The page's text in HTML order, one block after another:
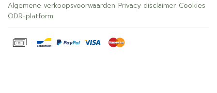
Algemene verkoopsvoorwaarden Privacy disclaimer Cookies
ODR-platform